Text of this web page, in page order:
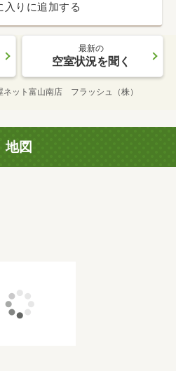
入りに追加する
最新の
空室状況を聞く
ネット富山南店 フラッシュ（株）
地図